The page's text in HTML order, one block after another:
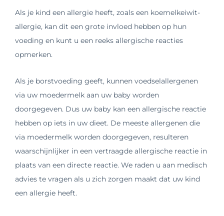
Als je kind een allergie heeft, zoals een koemelkeiwit-
allergie, kan dit een grote invloed hebben op hun
voeding en kunt u een reeks allergische reacties
opmerken.
Als je borstvoeding geeft, kunnen voedselallergenen
via uw moedermelk aan uw baby worden
doorgegeven. Dus uw baby kan een allergische reactie
hebben op iets in uw dieet. De meeste allergenen die
via moedermelk worden doorgegeven, resulteren
waarschijnlijker in een vertraagde allergische reactie in
plaats van een directe reactie. We raden u aan medisch
advies te vragen als u zich zorgen maakt dat uw kind
een allergie heeft.